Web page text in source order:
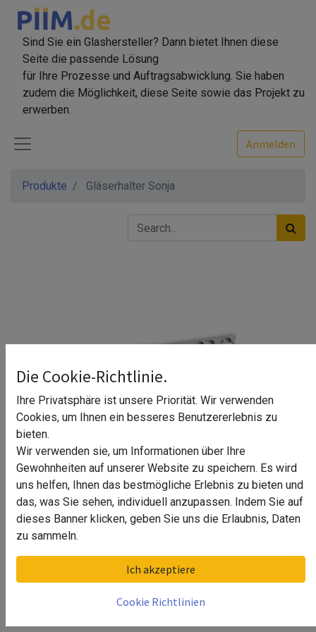
Sind Sie ein Glashersteller? Dann bietet Ihnen diese
Seite die passende Lösung
für Ihre Prozesse und Auftragsabwicklung. Sie haben
zudem die Möglichkeit, diese Seite sowie das Projekt zu
erwerben.
Anmelden
Produkte Gläserhalter Sonja
Gläserhalter Sonja
Oberfläche
Die Cookie-Richtlinie.
Ihre Privatsphäre ist unsere Priorität. Wir verwenden
Cookies, um Ihnen ein besseres Benutzererlebnis zu
bieten.
Wir verwenden sie, um Informationen über Ihre
Gewohnheiten auf unserer Website zu speichern. Es wird
uns helfen, Ihnen das bestmögliche Erlebnis zu bieten und
das, was Sie sehen, individuell anzupassen. Indem Sie auf
dieses Banner klicken, geben Sie uns die Erlaubnis, Daten
zu sammeln.
Ich akzeptiere
Cookie Richtlinien